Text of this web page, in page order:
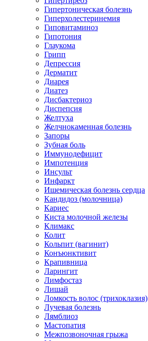
Гипертоническая болезнь
Гиперхолестеринемия
Гиповитаминоз
Гипотония
Глаукома
Грипп
Депрессия
Дерматит
Диарея
Диатез
Дисбактериоз
Диспепсия
Желтуха
Желчнокаменная болезнь
Запоры
Зубная боль
Иммунодефицит
Импотенция
Инсульт
Инфаркт
Ишемическая болезнь сердца
Кандидоз (молочница)
Кариес
Киста молочной железы
Климакс
Колит
Кольпит (вагинит)
Конъюнктивит
Крапивница
Ларингит
Лимфостаз
Лишай
Ломкость волос (трихоклазия)
Лучевая болезнь
Лямблиоз
Мастопатия
Межпозвоночная грыжа